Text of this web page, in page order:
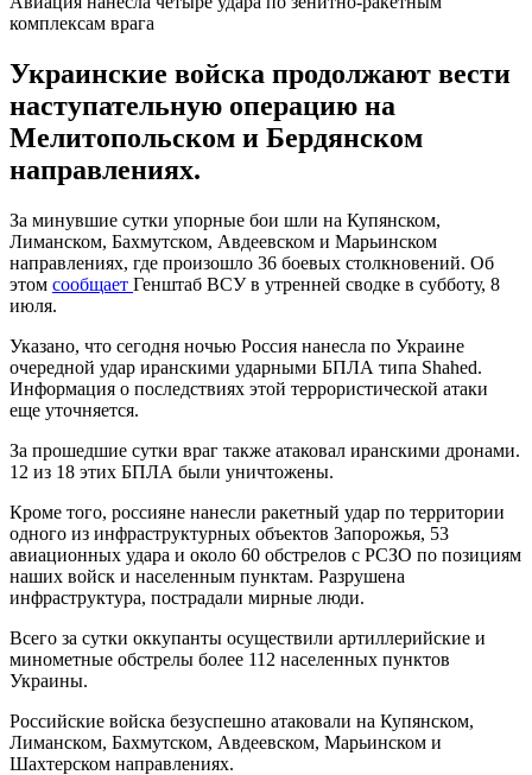
комплексам врага
Украинские войска продолжают вести
наступательную операцию на
Мелитопольском и Бердянском
направлениях.
За минувшие сутки упорные бои шли на Купянском,
Лиманском, Бахмутском, Авдеевском и Марьинском
направлениях, где произошло 36 боевых столкновений. Об
этом сообщает Генштаб ВСУ в утренней сводке в субботу, 8
июля.
Указано, что сегодня ночью Россия нанесла по Украине
очередной удар иранскими ударными БПЛА типа Shahed.
Информация о последствиях этой террористической атаки
еще уточняется.
За прошедшие сутки враг также атаковал иранскими дронами.
12 из 18 этих БПЛА были уничтожены.
Кроме того, россияне нанесли ракетный удар по территории
одного из инфраструктурных объектов Запорожья, 53
авиационных удара и около 60 обстрелов с РСЗО по позициям
наших войск и населенным пунктам. Разрушена
инфраструктура, пострадали мирные люди.
Всего за сутки оккупанты осуществили артиллерийские и
минометные обстрелы более 112 населенных пунктов
Украины.
Российские войска безуспешно атаковали на Купянском,
Лиманском, Бахмутском, Авдеевском, Марьинском и
Шахтерском направлениях.